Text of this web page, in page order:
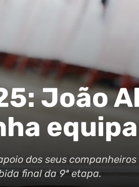
João
dos seus companheiros
final da 9ª etapa.